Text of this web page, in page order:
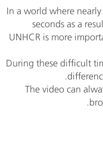
In a world where
seconds as a
UNHCR is more
During these difficult
The video can